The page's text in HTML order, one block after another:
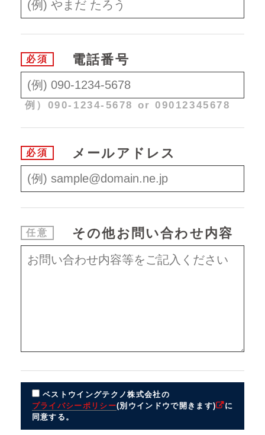
必須 電話番号
例）090-1234-5678 or 09012345678
必須 メールアドレス
任意 その他お問い合わせ内容
ベストウイングテクノ株式会社の
プライバシーポリシー(別ウインドウで開きます)
に
同意する。